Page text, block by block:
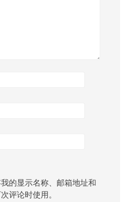
的显示名称、邮箱地址和
评论时使用。